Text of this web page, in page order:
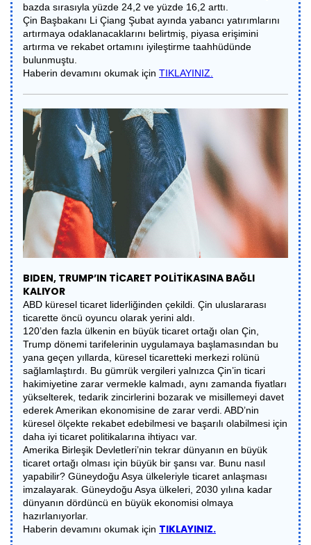
bazda sırasıyla yüzde 24,2 ve yüzde 16,2 arttı.
Çin Başbakanı Li Çiang Şubat ayında yabancı yatırımlarını
artırmaya odaklanacaklarını belirtmiş, piyasa erişimini
artırma ve rekabet ortamını iyileştirme taahhüdünde
bulunmuştu.
Haberin devamını okumak için TIKLAYINIZ.
BIDEN, TRUMP’IN TİCARET POLİTİKASINA BAĞLI
KALIYOR
ABD küresel ticaret liderliğinden çekildi. Çin uluslararası
ticarette öncü oyuncu olarak yerini aldı.
120’den fazla ülkenin en büyük ticaret ortağı olan Çin,
Trump dönemi tarifelerinin uygulamaya başlamasından bu
yana geçen yıllarda, küresel ticaretteki merkezi rolünü
sağlamlaştırdı. Bu gümrük vergileri yalnızca Çin’in ticari
hakimiyetine zarar vermekle kalmadı, aynı zamanda fiyatları
yükselterek, tedarik zincirlerini bozarak ve misillemeyi davet
ederek Amerikan ekonomisine de zarar verdi. ABD’nin
küresel ölçekte rekabet edebilmesi ve başarılı olabilmesi için
daha iyi ticaret politikalarına ihtiyacı var.
Amerika Birleşik Devletleri’nin tekrar dünyanın en büyük
ticaret ortağı olması için büyük bir şansı var. Bunu nasıl
yapabilir? Güneydoğu Asya ülkeleriyle ticaret anlaşması
imzalayarak. Güneydoğu Asya ülkeleri, 2030 yılına kadar
dünyanın dördüncü en büyük ekonomisi olmaya
hazırlanıyorlar.
Haberin devamını okumak için TIKLAYINIZ.